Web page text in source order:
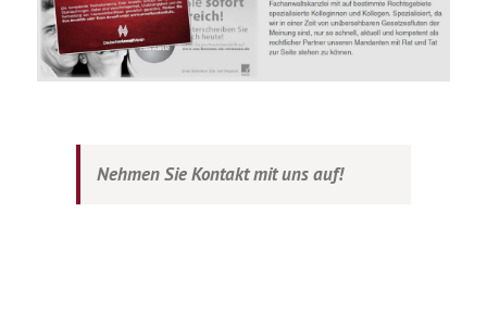
Nehmen Sie Kontakt mit uns auf!